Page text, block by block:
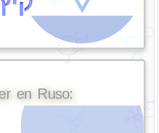
en Ruso: